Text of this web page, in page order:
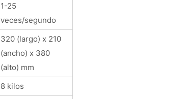
1-25
veces/segundo
320 (largo) x 210
(ancho) x 380
(alto) mm
8 kilos